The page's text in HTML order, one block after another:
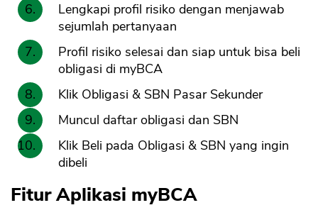
Lengkapi profil risiko dengan menjawab
sejumlah pertanyaan
Profil risiko selesai dan siap untuk bisa beli
obligasi di myBCA
Klik Obligasi & SBN Pasar Sekunder
Muncul daftar obligasi dan SBN
Klik Beli pada Obligasi & SBN yang ingin
dibeli
Fitur Aplikasi myBCA